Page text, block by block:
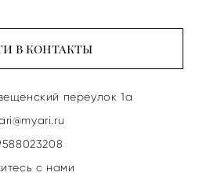
в контакты
переулок 1а
с нами